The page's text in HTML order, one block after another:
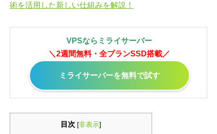
術を活用した新しい仕組みを解説！
VPSならミライサーバー
＼2週間無料・全プランSSD搭載／
ミライサーバーを無料で試す
目次 [非表示]